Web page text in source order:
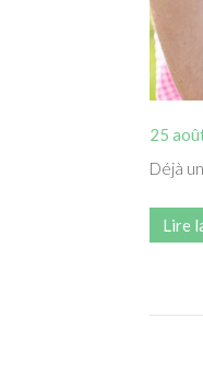
25
Déjà
Lire